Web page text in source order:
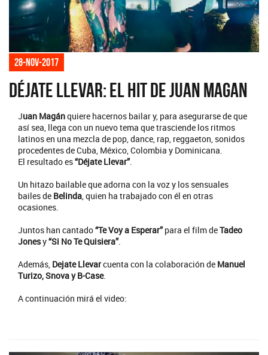
28-nov-2017
Déjate Llevar: El hit de Juan Magan
Juan Magánquiere hacernos bailar y, para asegurarse de que
así sea, llega con un nuevo tema que trasciende los ritmos
latinos en una mezcla de pop, dance, rap, reggaeton, sonidos
procedentes de Cuba, México, Colombia y Dominicana.
El resultado es“Déjate Llevar”.
Un hitazo bailable que adorna con la voz y los sensuales
bailes de Belinda, quien ha trabajado con él en otras
ocasiones.
Juntos han cantado“Te Voy a Esperar”para el film deTadeo
Jonesy“Si No Te Quisiera”.
Además, Dejate Llevarcuenta con la colaboración de Manuel
Turizo, Snova y B-Case.
A continuación mirá el video: